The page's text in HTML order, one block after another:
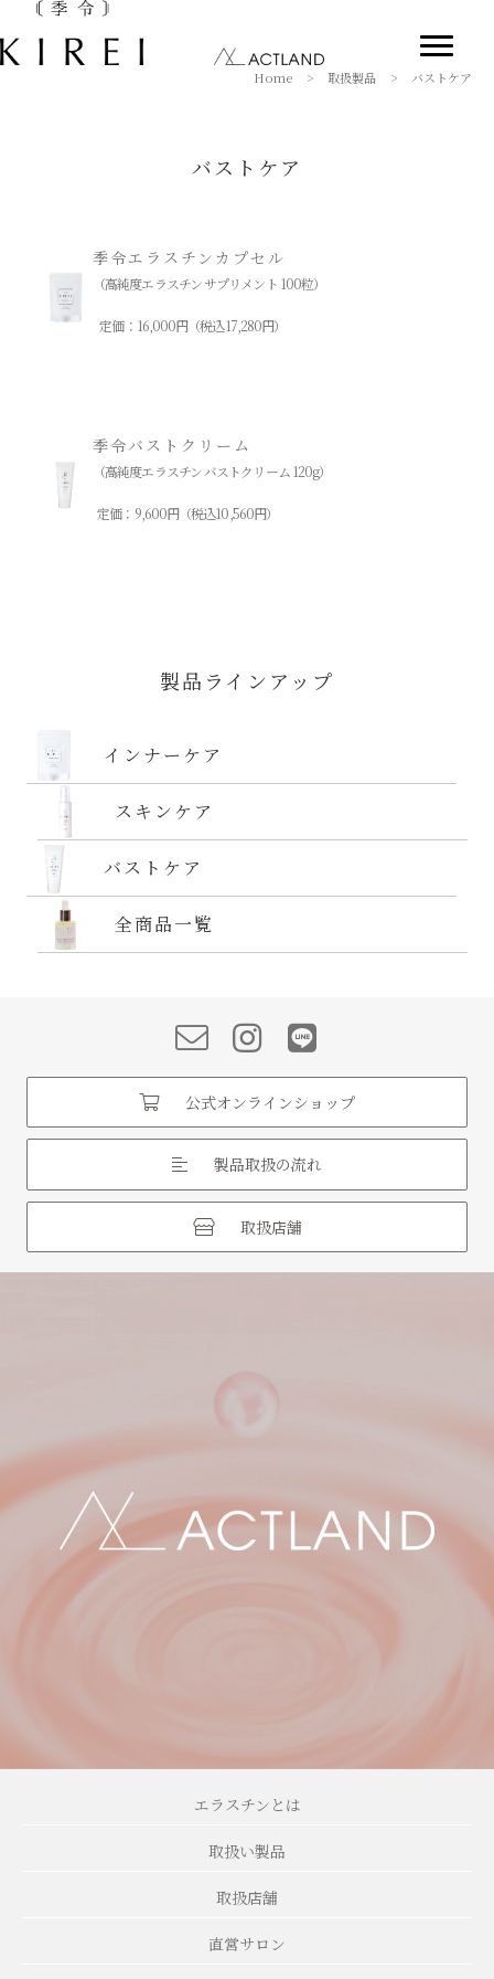
Home > 取扱製品 > バストケア
バストケア
季令エラスチンカプセル
（高純度エラスチン サプリメント 100粒）
定価：16,000円（税込17,280円）
季令バストクリーム
（高純度エラスチン バストクリーム 120g）
定価：9,600円（税込10,560円）
製品ラインアップ
インナーケア
スキンケア
バストケア
全商品一覧
公式オンラインショップ
製品取扱の流れ
取扱店舗
エラスチンとは
取扱い製品
取扱店舗
直営サロン